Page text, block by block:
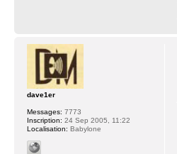
dave1er
Messages: 7773
Inscription: 24 Sep 2005, 11:22
Localisation: Babylone